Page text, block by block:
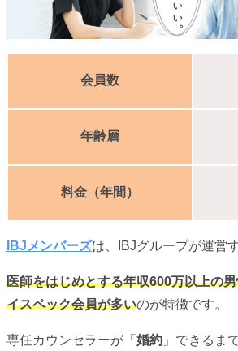
会員数
年齢層
料金（年間）
IBJメンバーズは、IBJグループが運営
医師をはじめとする年収600万以上の
イスペック会員が多いのが特徴です。
専任カウンセラーが「 婚約 」できるま